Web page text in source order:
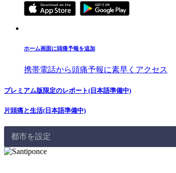
ホーム画面に頭痛予報を追加
携帯電話から頭痛予報に素早くアクセス
プレミアム版限定のレポート(日本語準備中)
片頭痛と生活(日本語準備中)
都市を設定